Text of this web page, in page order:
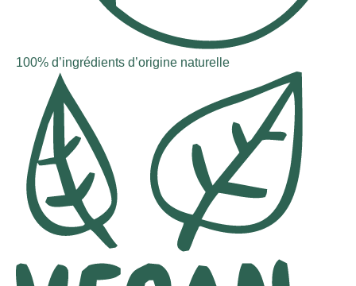
100% d’ingrédients d’origine naturelle